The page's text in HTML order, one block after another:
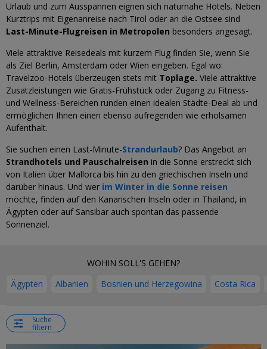
Urlaub und zum Ausspannen eignen sich naturnahe Hotels. Neben
Kurztrips mit Eigenanreise nach Tirol oder an die Ostsee sind
Last-Minute-Flugreisen in Metropolen besonders angesagt.
Viele attraktive Reisedeals mit kurzem Flug finden Sie, wenn Sie
als Ziel Berlin, Amsterdam oder Wien eingeben. Egal wo:
Travelzoo-Hotels überzeugen stets mit Toplage. Viele attraktive
Zusatzleistungen wie Gratis-Frühstück oder Zugang zu Fitness-
und Wellness-Bereichen runden einen idealen Städte-Deal ab und
ermöglichen Ihnen einen ebenso aufregenden wie erholsamen
Aufenthalt.
Sie suchen einen Last-Minute-Strandurlaub? Das Angebot an
Strandhotels und Pauschalreisen in die Sonne erstreckt sich
von Italien über Mallorca bis hin zu den griechischen Inseln und
darüber hinaus. Und wer im Winter in die Sonne reisen
möchte, finden auf den Kanarischen Inseln oder in Thailand, in
Ägypten oder auf Sansibar auch spontan das passende
Sonnenziel.
WOHIN SOLL'S GEHEN?
Ägypten
Albanien Bosnien und Herzegowina Costa Rica
Suche
filtern